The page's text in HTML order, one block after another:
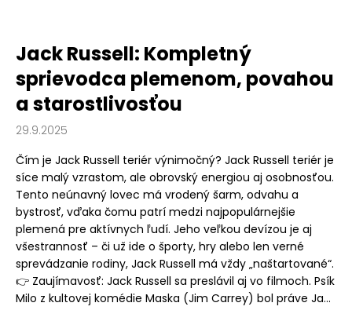
Jack Russell: Kompletný
sprievodca plemenom, povahou
a starostlivosťou
29.9.2025
Čím je Jack Russell teriér výnimočný? Jack Russell teriér je
síce malý vzrastom, ale obrovský energiou aj osobnosťou.
Tento neúnavný lovec má vrodený šarm, odvahu a
bystrosť, vďaka čomu patrí medzi najpopulárnejšie
plemená pre aktívnych ľudí. Jeho veľkou devízou je aj
všestrannosť – či už ide o športy, hry alebo len verné
sprevádzanie rodiny, Jack Russell má vždy „naštartované“.
👉 Zaujímavosť: Jack Russell sa preslávil aj vo filmoch. Psík
Milo z kultovej komédie Maska (Jim Carrey) bol práve Ja...